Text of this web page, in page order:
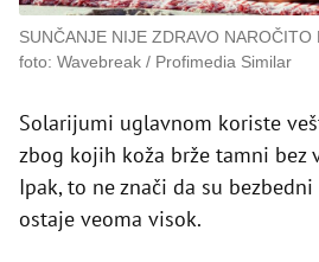
SUNČANJE NIJE ZDRAVO
foto: Wavebreak / Profimedia Similar
Solarijumi uglavnom koriste
zbog kojih koža brže tamni bez
Ipak, to ne znači da su
ostaje veoma visok.